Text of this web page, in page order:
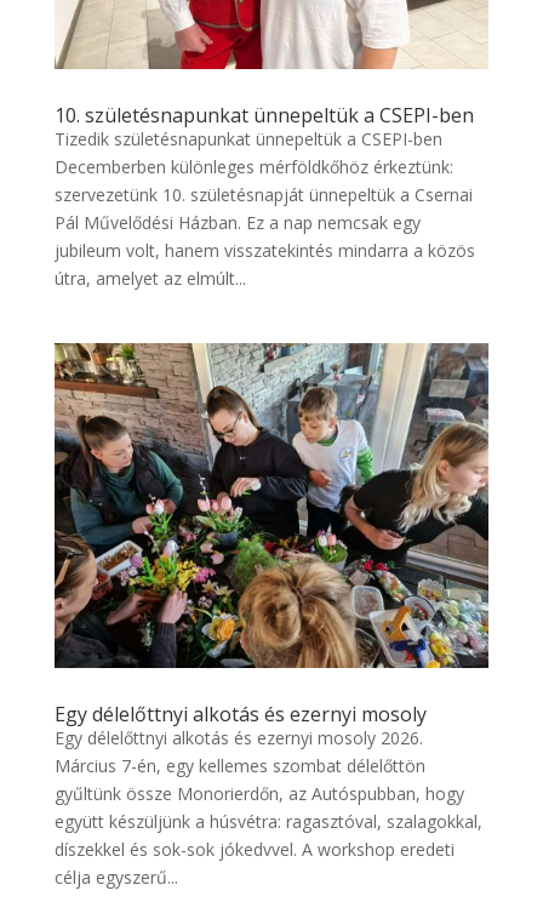
10. születésnapunkat ünnepeltük a CSEPI-ben
Tizedik születésnapunkat ünnepeltük a CSEPI-ben
Decemberben különleges mérföldkőhöz érkeztünk:
szervezetünk 10. születésnapját ünnepeltük a Csernai
Pál Művelődési Házban. Ez a nap nemcsak egy
jubileum volt, hanem visszatekintés mindarra a közös
útra, amelyet az elmúlt...
Egy délelőttnyi alkotás és ezernyi mosoly
Egy délelőttnyi alkotás és ezernyi mosoly 2026.
Március 7-én, egy kellemes szombat délelőttön
gyűltünk össze Monorierdőn, az Autóspubban, hogy
együtt készüljünk a húsvétra: ragasztóval, szalagokkal,
díszekkel és sok-sok jókedvvel. A workshop eredeti
célja egyszerű...